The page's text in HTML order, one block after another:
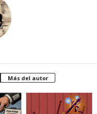
Más del autor